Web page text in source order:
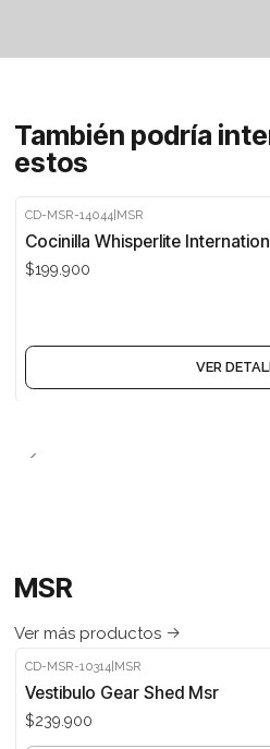
También podría
estos
Agotado
CD-MSR-14044|MSR
Cocinilla Whisperlite
$199.900
VER
MSR
Ver más productos
CD-MSR-10314 MSR
Vestibulo Gear Shed Msr
$239.900